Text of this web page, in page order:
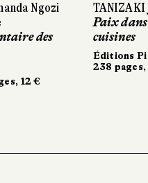
Ngozi
des
12 €
TANIZAKI
Paix dans
cuisines
Éditions
238 pages,
TANIZAKI
Paix dans
cuisines
Éditions
238 pages,